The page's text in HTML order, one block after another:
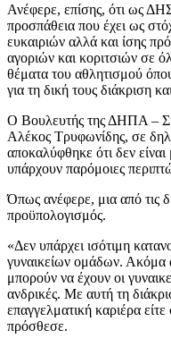
Ανέφερε, επίσης, ότι ως
προσπάθεια που έχει ως
ευκαιριών αλλά και ίσης
αγοριών και κοριτσιών σε
θέματα του αθλητισμού
για τη δική τους διάκριση
Ο Βουλευτής της ΔΗΠΑ –
Αλέκος Τρυφωνίδης, σε
αποκαλύφθηκε ότι δεν
υπάρχουν παρόμοιες
Όπως ανέφερε, μια από τις
προϋπολογισμός.
«Δεν υπάρχει ισότιμη
γυναικείων ομάδων. Ακόμα
μπορούν να έχουν οι
ανδρικές. Με αυτή τη
επαγγελματική καριέρα
πρόσθεσε.